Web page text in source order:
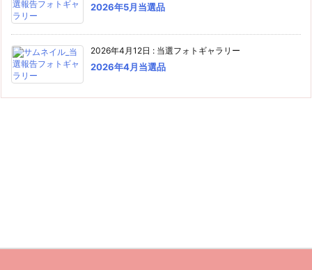
2026年5月当選品
2026年4月12日 : 当選フォトギャラリー
2026年4月当選品